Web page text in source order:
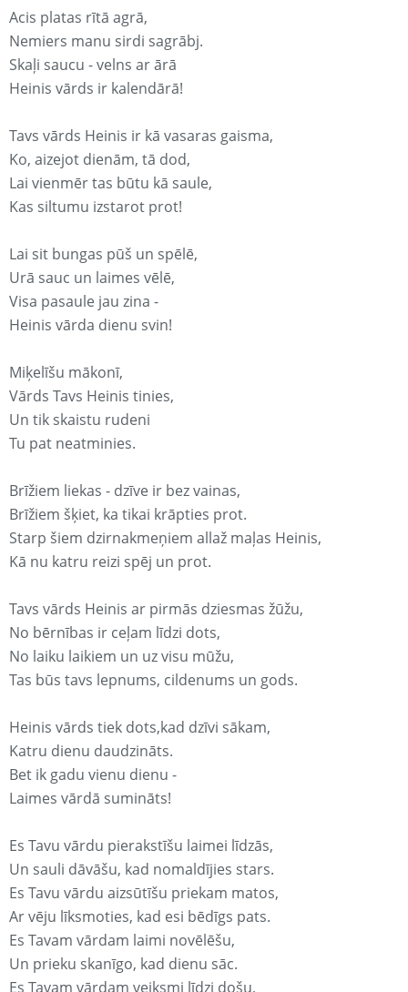
Acis platas rītā agrā,
Nemiers manu sirdi sagrābj.
Skaļi saucu - velns ar ārā
Heinis vārds ir kalendārā!
Tavs vārds Heinis ir kā vasaras gaisma,
Ko, aizejot dienām, tā dod,
Lai vienmēr tas būtu kā saule,
Kas siltumu izstarot prot!
Lai sit bungas pūš un spēlē,
Urā sauc un laimes vēlē,
Visa pasaule jau zina -
Heinis vārda dienu svin!
Miķelīšu mākonī,
Vārds Tavs Heinis tinies,
Un tik skaistu rudeni
Tu pat neatminies.
Brīžiem liekas - dzīve ir bez vainas,
Brīžiem šķiet, ka tikai krāpties prot.
Starp šiem dzirnakmeņiem allaž maļas Heinis,
Kā nu katru reizi spēj un prot.
Tavs vārds Heinis ar pirmās dziesmas žūžu,
No bērnības ir ceļam līdzi dots,
No laiku laikiem un uz visu mūžu,
Tas būs tavs lepnums, cildenums un gods.
Heinis vārds tiek dots,kad dzīvi sākam,
Katru dienu daudzināts.
Bet ik gadu vienu dienu -
Laimes vārdā sumināts!
Es Tavu vārdu pierakstīšu laimei līdzās,
Un sauli dāvāšu, kad nomaldījies stars.
Es Tavu vārdu aizsūtīšu priekam matos,
Ar vēju līksmoties, kad esi bēdīgs pats.
Es Tavam vārdam laimi novēlēšu,
Un prieku skanīgo, kad dienu sāc.
Es Tavam vārdam veiksmi līdzi došu,